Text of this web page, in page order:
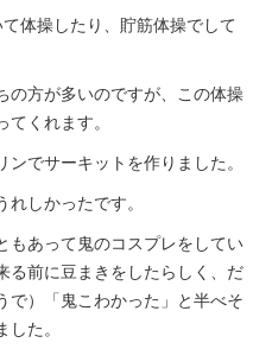
体操したり、貯筋体操でして
の方が多いのですが、この体操
くれます。
でサーキットを作りました。
しかったです。
もあって鬼のコスプレをしてい
る前に豆まきをしたらしく、だ
で）「鬼こわかった」と半べそ
た。